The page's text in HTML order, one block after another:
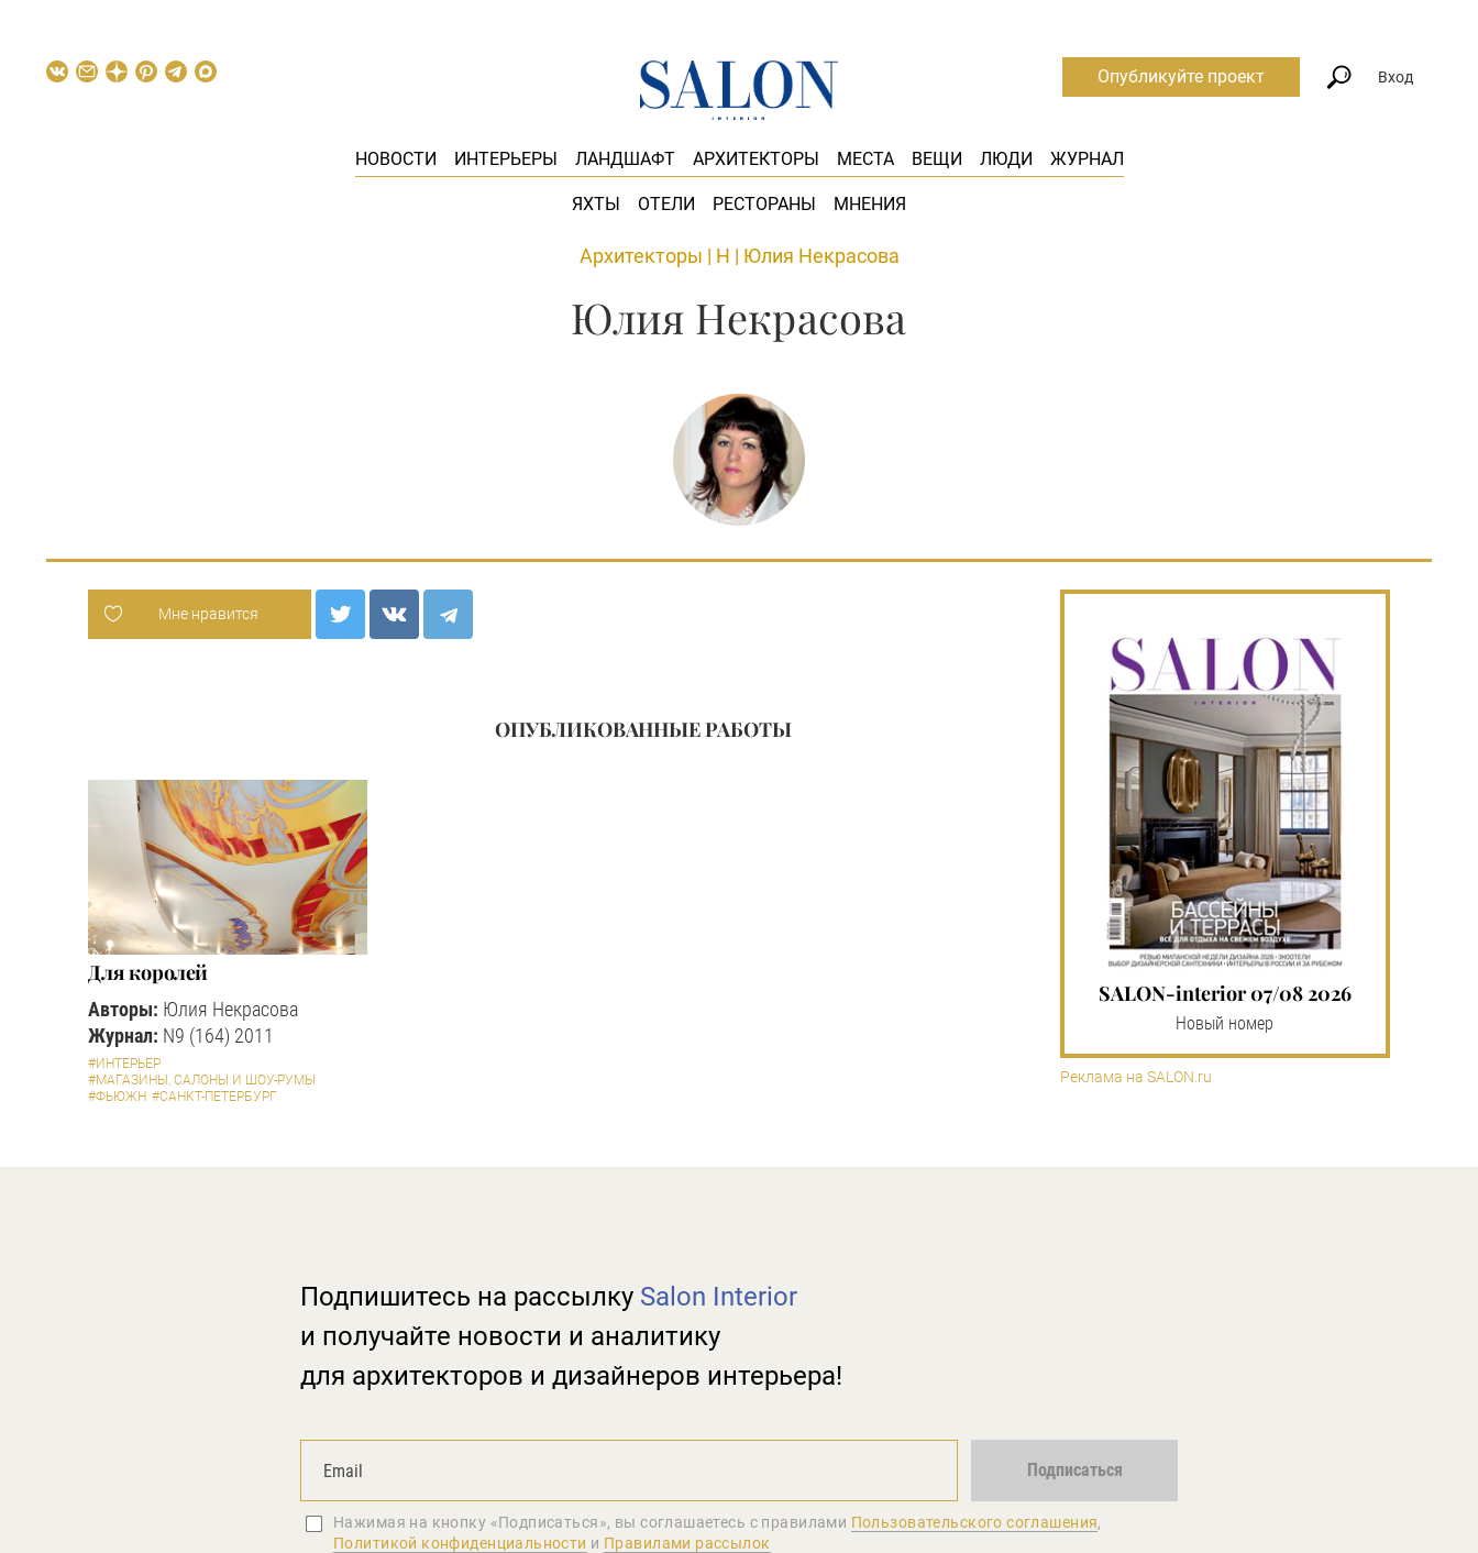
НОВОСТИ ИНТЕРЬЕРЫ ЛАНДШАФТ АРХИТЕКТОРЫ МЕСТА ВЕЩИ ЛЮДИ ЖУРНАЛ
ЯХТЫ ОТЕЛИ РЕСТОРАНЫ МНЕНИЯ
Опубликуйте проект Вход
Архитекторы | Н | Юлия Некрасова
Юлия Некрасова
Мне нравится
ОПУБЛИКОВАННЫЕ РАБОТЫ
Для королей
Авторы: Юлия Некрасова
Журнал: N9 (164) 2011
#ИНТЕРЬЕР
#МАГАЗИНЫ, САЛОНЫ И ШОУ-РУМЫ
#ФЬЮЖН #САНКТ-ПЕТЕРБУРГ
SALON-interior 07/08 2026
Новый номер
Реклама на SALON.ru
Подпишитесь на рассылку Salon Interior
и получайте новости и аналитику
для архитекторов и дизайнеров интерьера!
Подписаться
Нажимая на кнопку «Подписаться», вы соглашаетеcь с правилами Пользовательского соглашения,
Политикой конфиденциальности и Правилами рассылок